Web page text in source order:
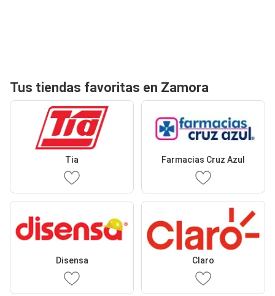
Tus tiendas favoritas en Zamora
Tia Farmacias Cruz Azul
Disensa Claro